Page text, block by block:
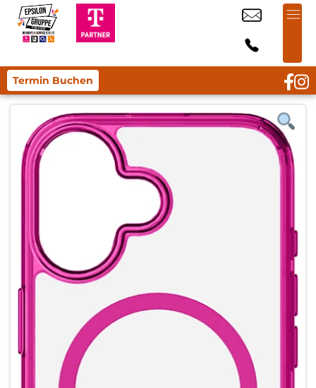
Termin Buchen